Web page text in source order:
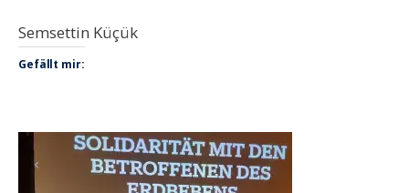
Semsettin Küçük
Gefällt mir: